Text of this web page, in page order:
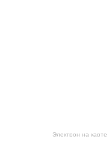
Электрон на